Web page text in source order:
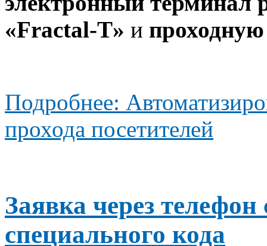
«Fractal-T» и
Подробнее:
прохода посетителей
Заявка через
специального кода